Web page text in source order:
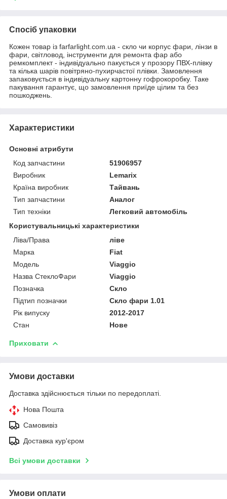
Спосіб упаковки
Кожен товар із farfarlight.com.ua - скло чи корпус фари, лінзи в
фари, світловод, інструменти для ремонта фар або
ремкомплект - індивідуально пакується у прозору ПВХ-плівку
та кілька шарів повітряно-пухирчастої плівки. Замовлення
запаковується в індивідуальну картонну гофрокоробку. Таке
пакування гарантує, що замовлення приїде цілим та без
пошкоджень.
Характеристики
Основні атрибути
Код запчастини
51906957
Виробник
Lemarix
Країна виробник
Тайвань
Тип запчастини
Аналог
Тип техніки
Легковий автомобіль
Користувальницькі характеристики
Ліва/Права
ліве
Марка
Fiat
Мoдель
Viaggio
Назва СтеклоФари
Viaggio
Позначка
Скло
Підтип позначки
Скло фари 1.01
Рік випуску
2012-2017
Стан
Нове
Приховати
Умови доставки
Доставка здійснюється тільки по передоплаті.
Нова Пошта
Самовивіз
Доставка кур'єром
Всі умови доставки
Умови оплати